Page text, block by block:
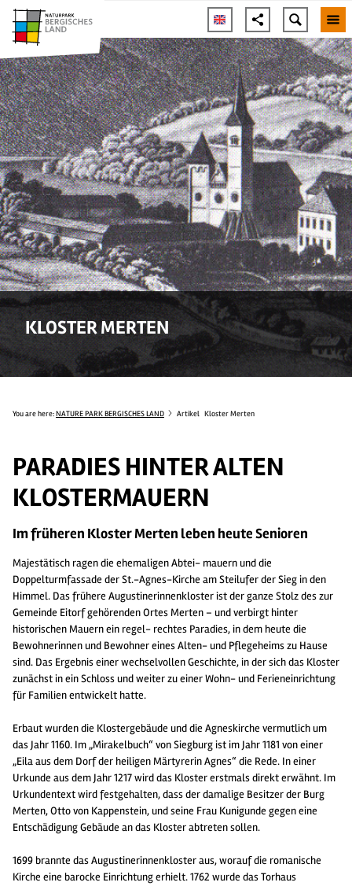
KLOSTER MERTEN
You are here:NATURE PARK BERGISCHES LAND Artikel Kloster Merten
PARADIES HINTER ALTEN
KLOSTERMAUERN
Im früheren Kloster Merten leben heute Senioren
Majestätisch ragen die ehemaligen Abtei- mauern und die
Doppelturmfassade der St.-Agnes-Kirche am Steilufer der Sieg in den
Himmel. Das frühere Augustinerinnenkloster ist der ganze Stolz des zur
Gemeinde Eitorf gehörenden Ortes Merten – und verbirgt hinter
historischen Mauern ein regel- rechtes Paradies, in dem heute die
Bewohnerinnen und Bewohner eines Alten- und Pflegeheims zu Hause
sind. Das Ergebnis einer wechselvollen Geschichte, in der sich das Kloster
zunächst in ein Schloss und weiter zu einer Wohn- und Ferieneinrichtung
für Familien entwickelt hatte.
Erbaut wurden die Klostergebäude und die Agneskirche vermutlich um
das Jahr 1160. Im „Mirakelbuch“ von Siegburg ist im Jahr 1181 von einer
„Eila aus dem Dorf der heiligen Märtyrerin Agnes“ die Rede. In einer
Urkunde aus dem Jahr 1217 wird das Kloster erstmals direkt erwähnt. Im
Urkundentext wird festgehalten, dass der damalige Besitzer der Burg
Merten, Otto von Kappenstein, und seine Frau Kunigunde gegen eine
Entschädigung Gebäude an das Kloster abtreten sollen.
1699 brannte das Augustinerinnenkloster aus, worauf die romanische
Kirche eine barocke Einrichtung erhielt. 1762 wurde das Torhaus